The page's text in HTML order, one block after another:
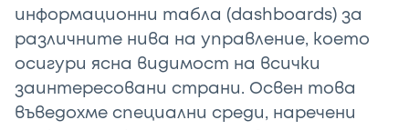
информационни табла (dashboards) за
различните нива на управление, което
осигури ясна видимост на всички
заинтересовани страни. Освен това
въведохме специални среди, наречени